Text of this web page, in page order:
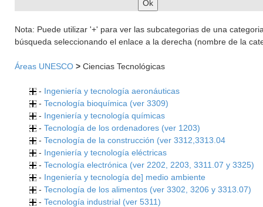
Nota: Puede utilizar '+' para ver las subcategorias de una
búsqueda seleccionando el enlace a la derecha (nombre de la
Áreas UNESCO > Ciencias Tecnológicas
- Ingeniería y tecnología aeronáuticas
-Tecnología bioquímica (ver 3309)
- Ingeniería y tecnología químicas
-Tecnología de los ordenadores (ver 1203)
-Tecnología de la construcción (ver 3312,3313.04
- Ingeniería y tecnología eléctricas
-Tecnología electrónica (ver 2202, 2203, 3311.07 y 3325)
- Ingeniería y tecnología de] medio ambiente
-Tecnología de los alimentos (ver 3302, 3206 y 3313.07)
-Tecnología industrial (ver 5311)